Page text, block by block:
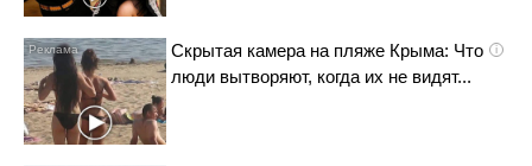
i
Скрытая камера на пляже Крыма: Что
люди вытворяют, когда их не видят...